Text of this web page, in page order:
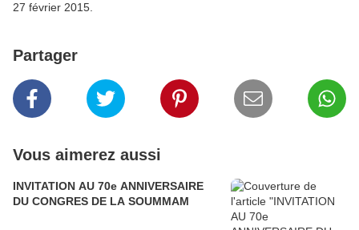
27 février 2015.
Partager
Vous aimerez aussi
INVITATION AU 70e ANNIVERSAIRE
DU CONGRES DE LA SOUMMAM